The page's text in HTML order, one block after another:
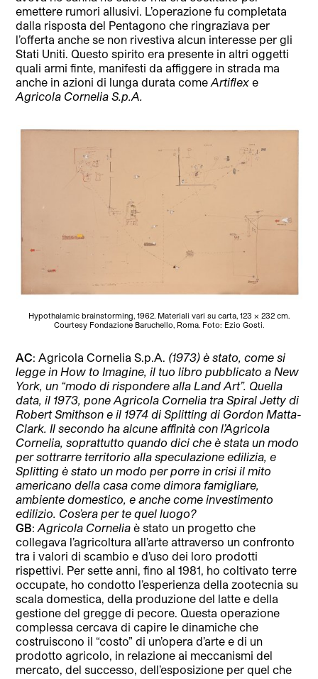
emettere rumori allusivi. L’operazione fu completata
dalla risposta del Pentagono che ringraziava per
l’offerta anche se non rivestiva alcun interesse per gli
Stati Uniti. Questo spirito era presente in altri oggetti
quali armi finte, manifesti da affiggere in strada ma
anche in azioni di lunga durata comeArtiflex e
Agricola Cornelia S.p.A.
Hypothalamic brainstorming, 1962. Materiali vari su carta, 123 x 232 cm.
Courtesy Fondazione Baruchello, Roma. Foto: Ezio Gosti.
AC: Agricola Cornelia S.p.A. (1973) è stato, come si
legge in How to Imagine, il tuo libro pubblicato a New
York, un “modo di rispondere alla Land Art”. Quella
data, il 1973, pone Agricola Cornelia tra Spiral Jetty di
Robert Smithson e il 1974 di Splitting di Gordon Matta-
Clark. Il secondo ha alcune affinità con l’Agricola
Cornelia, soprattutto quando dici che è stata un modo
per sottrarre territorio alla speculazione edilizia, e
Splitting è stato un modo per porre in crisi il mito
americano della casa come dimora famigliare,
ambiente domestico, e anche come investimento
edilizio. Cos’era per te quel luogo?
GB:Agricola Cornelia è stato un progetto che
collegava l’agricoltura all’arte attraverso un confronto
tra i valori di scambio e d’uso dei loro prodotti
rispettivi. Per sette anni, fino al 1981, ho coltivato terre
occupate, ho condotto l’esperienza della zootecnia su
scala domestica, della produzione del latte e della
gestione del gregge di pecore. Questa operazione
complessa cercava di capire le dinamiche che
costruiscono il “costo” di un’opera d’arte e di un
prodotto agricolo, in relazione ai meccanismi del
mercato, del successo, dell’esposizione per quel che